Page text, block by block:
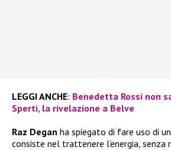
LEGGI ANCHE: Benedetta Rossi non
Sperti, la rivelazione a Belve
Raz Degan ha spiegato di fare uso di
consiste nel trattenere l’energia, senza